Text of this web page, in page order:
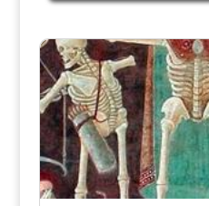
уличных праздников
иллюстрировало
Смерть и